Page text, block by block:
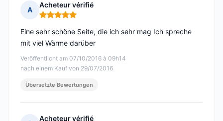
A
Acheteur vérifié
Hinweis: 5 von 5
Veröffentlicht am 07/10/2016 à 09h14
nach einem Kauf von 29/07/2016
Eine sehr schöne Seite, die ich sehr mag Ich spreche
mit viel Wärme darüber
Übersetzte Bewertungen
Acheteur vérifié